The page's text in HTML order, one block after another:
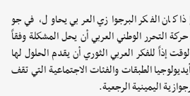
كان الفكر البرجوازي العربي يحاول، في جو
التحرر الوطني العربي أن يحل المشكلة وفقاً
إذاً للفكر العربي الثوري أن يقدم الحلول لها
الطبقات والفئات الاجتماعية التي تقف
اليمينية الرجعية.